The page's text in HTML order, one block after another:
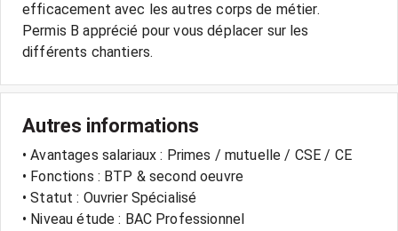
efficacement avec les autres corps de métier.
Permis B apprécié pour vous déplacer sur les
différents chantiers.
Autres informations
• Avantages salariaux : Primes / mutuelle / CSE / CE
• Fonctions : BTP & second oeuvre
• Statut : Ouvrier Spécialisé
• Niveau étude : BAC Professionnel